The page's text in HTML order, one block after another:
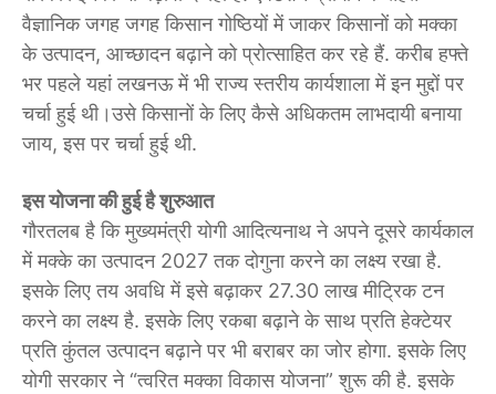
वैज्ञानिक जगह जगह किसान गोष्ठियों में जाकर किसानों को मक्का
के उत्पादन, आच्छादन बढ़ाने को प्रोत्साहित कर रहे हैं. करीब हफ्ते
भर पहले यहां लखनऊ में भी राज्य स्तरीय कार्यशाला में इन मुद्दों पर
चर्चा हुई थी।उसे किसानों के लिए कैसे अधिकतम लाभदायी बनाया
जाय, इस पर चर्चा हुई थी.
इस योजना की हुई है शुरुआत
गौरतलब है कि मुख्यमंत्री योगी आदित्यनाथ ने अपने दूसरे कार्यकाल
में मक्के का उत्पादन 2027 तक दोगुना करने का लक्ष्य रखा है.
इसके लिए तय अवधि में इसे बढ़ाकर 27.30 लाख मीट्रिक टन
करने का लक्ष्य है. इसके लिए रकबा बढ़ाने के साथ प्रति हेक्टेयर
प्रति कुंतल उत्पादन बढ़ाने पर भी बराबर का जोर होगा. इसके लिए
योगी सरकार ने “त्वरित मक्का विकास योजना” शुरू की है. इसके